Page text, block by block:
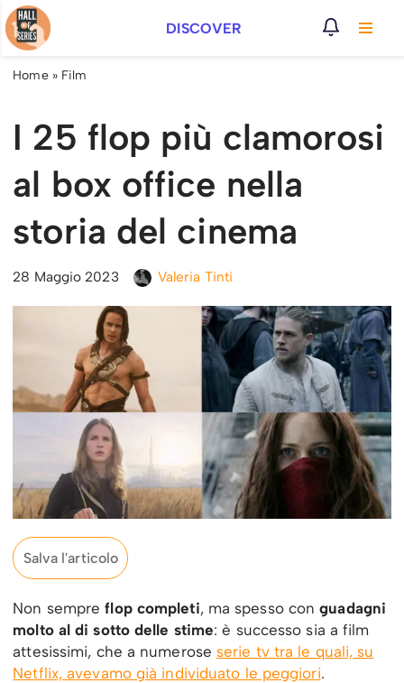
Vai
al
DISCOVER
Home» Film
I 25 flop più clamorosi
al box office nella
storia del cinema
28 Maggio 2023 Valeria Tinti
Salva l'articolo
Non sempreflop completi, ma spesso conguadagni
molto al di sotto delle stime: è successo sia a film
attesissimi, che a numerose serie tv tra le quali, su
Netflix, avevamo già individuato le peggiori.